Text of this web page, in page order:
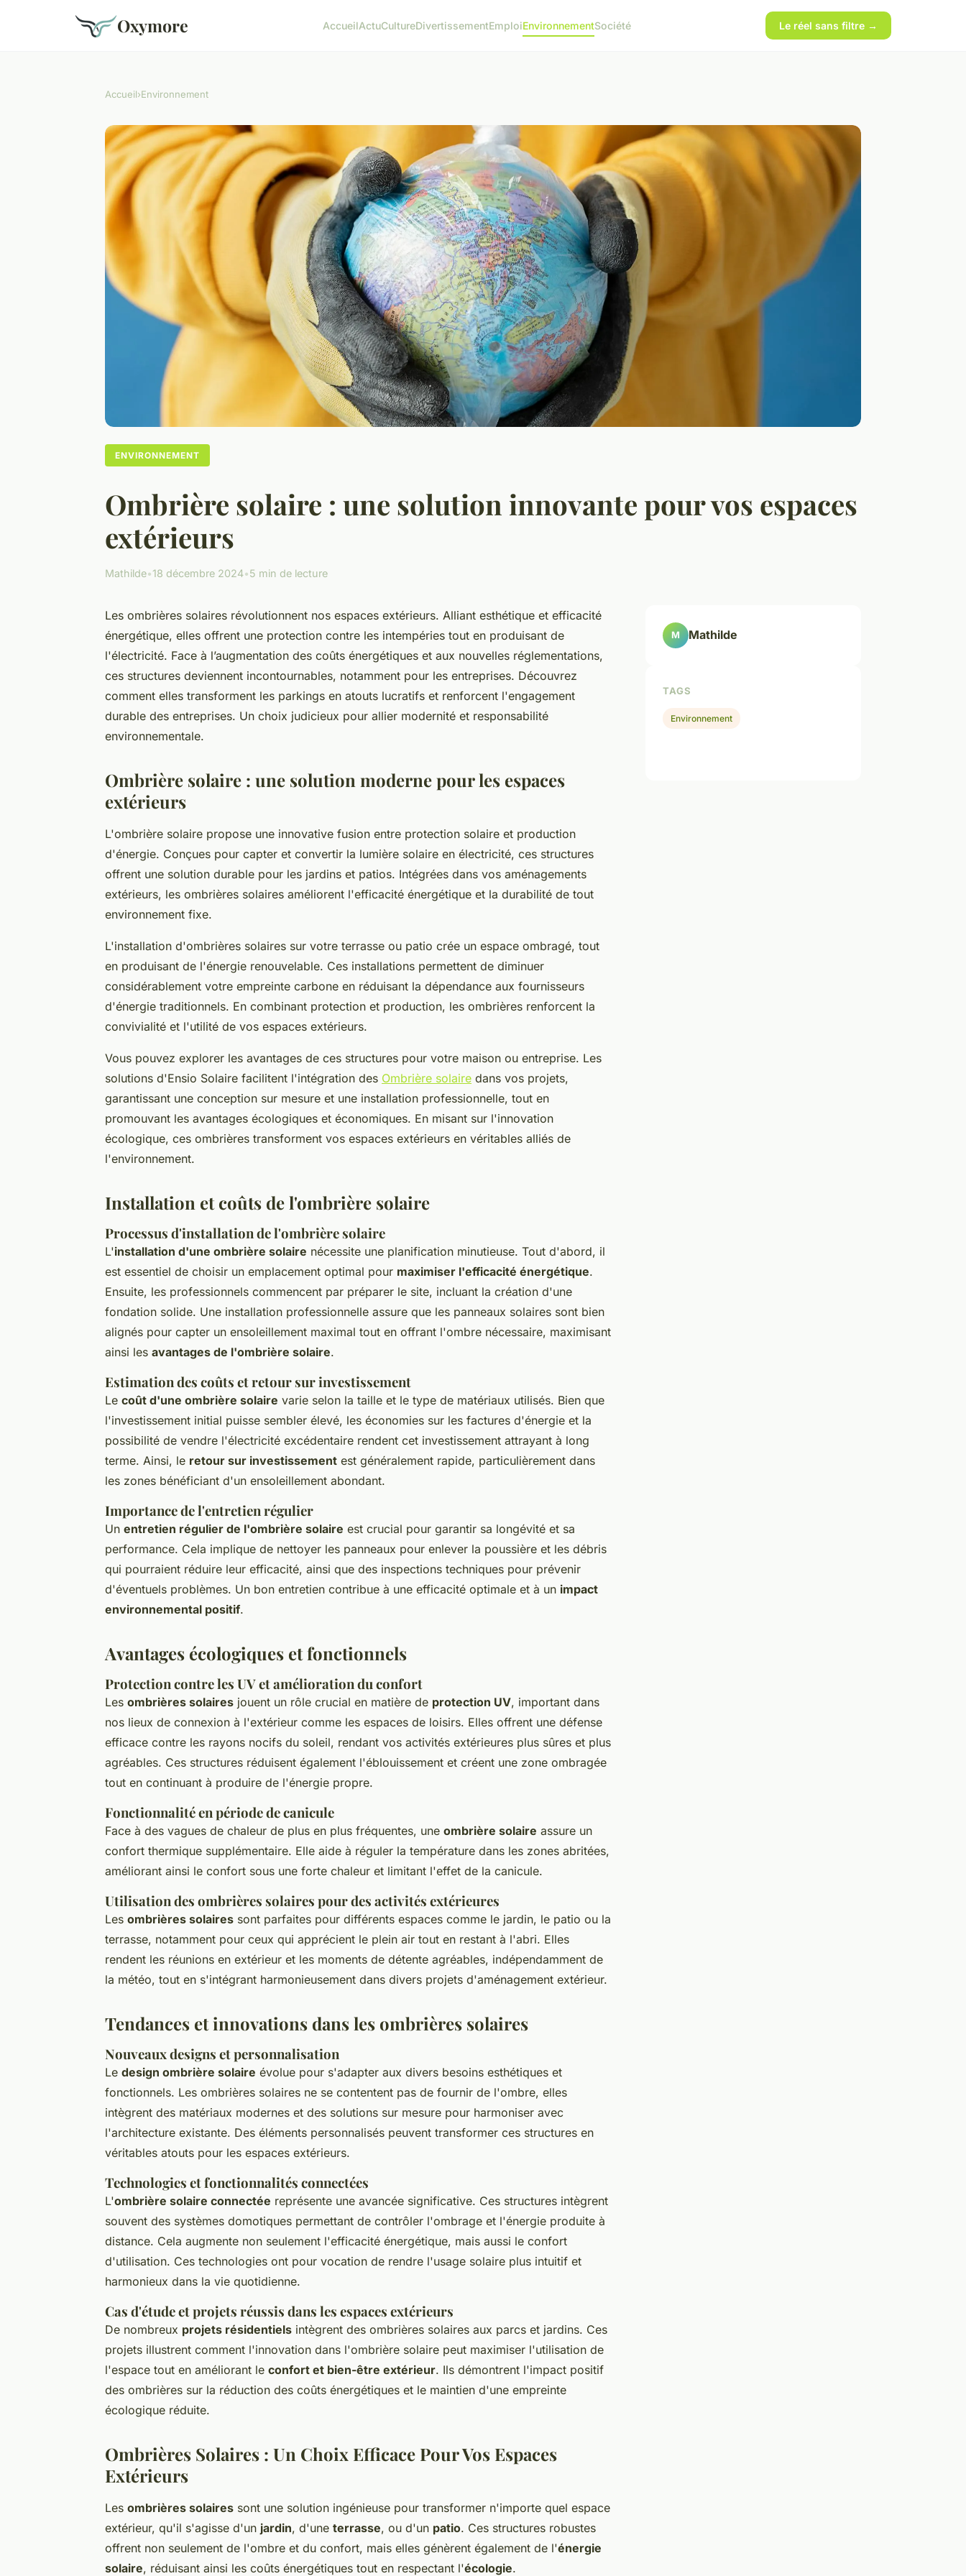
Oxymore AccueilActuCultureDivertissementEmploiEnvironnementSociété Le réel sans filtre →
Accueil›Environnement
ENVIRONNEMENT
Ombrière solaire : une solution innovante pour vos espaces
extérieurs
Mathilde•18 décembre 2024•5 min de lecture
Les ombrières solaires révolutionnent nos espaces extérieurs. Alliant esthétique et efficacité
énergétique, elles offrent une protection contre les intempéries tout en produisant de
l'électricité. Face à l’augmentation des coûts énergétiques et aux nouvelles réglementations,
ces structures deviennent incontournables, notamment pour les entreprises. Découvrez
comment elles transforment les parkings en atouts lucratifs et renforcent l'engagement
durable des entreprises. Un choix judicieux pour allier modernité et responsabilité
environnementale.
Ombrière solaire : une solution moderne pour les espaces
extérieurs
L'ombrière solaire propose une innovative fusion entre protection solaire et production
d'énergie. Conçues pour capter et convertir la lumière solaire en électricité, ces structures
offrent une solution durable pour les jardins et patios. Intégrées dans vos aménagements
extérieurs, les ombrières solaires améliorent l'efficacité énergétique et la durabilité de tout
environnement fixe.
L'installation d'ombrières solaires sur votre terrasse ou patio crée un espace ombragé, tout
en produisant de l'énergie renouvelable. Ces installations permettent de diminuer
considérablement votre empreinte carbone en réduisant la dépendance aux fournisseurs
d'énergie traditionnels. En combinant protection et production, les ombrières renforcent la
convivialité et l'utilité de vos espaces extérieurs.
Vous pouvez explorer les avantages de ces structures pour votre maison ou entreprise. Les
solutions d'Ensio Solaire facilitent l'intégration des Ombrière solaire dans vos projets,
garantissant une conception sur mesure et une installation professionnelle, tout en
promouvant les avantages écologiques et économiques. En misant sur l'innovation
écologique, ces ombrières transforment vos espaces extérieurs en véritables alliés de
l'environnement.
Installation et coûts de l'ombrière solaire
Processus d'installation de l'ombrière solaire
L'installation d'une ombrière solaire nécessite une planification minutieuse. Tout d'abord, il
est essentiel de choisir un emplacement optimal pour maximiser l'efficacité énergétique.
Ensuite, les professionnels commencent par préparer le site, incluant la création d'une
fondation solide. Une installation professionnelle assure que les panneaux solaires sont bien
alignés pour capter un ensoleillement maximal tout en offrant l'ombre nécessaire, maximisant
ainsi les avantages de l'ombrière solaire.
Estimation des coûts et retour sur investissement
Le coût d'une ombrière solaire varie selon la taille et le type de matériaux utilisés. Bien que
l'investissement initial puisse sembler élevé, les économies sur les factures d'énergie et la
possibilité de vendre l'électricité excédentaire rendent cet investissement attrayant à long
terme. Ainsi, le retour sur investissement est généralement rapide, particulièrement dans
les zones bénéficiant d'un ensoleillement abondant.
Importance de l'entretien régulier
Un entretien régulier de l'ombrière solaire est crucial pour garantir sa longévité et sa
performance. Cela implique de nettoyer les panneaux pour enlever la poussière et les débris
qui pourraient réduire leur efficacité, ainsi que des inspections techniques pour prévenir
d'éventuels problèmes. Un bon entretien contribue à une efficacité optimale et à un impact
environnemental positif.
Avantages écologiques et fonctionnels
Protection contre les UV et amélioration du confort
Les ombrières solaires jouent un rôle crucial en matière de protection UV, important dans
nos lieux de connexion à l'extérieur comme les espaces de loisirs. Elles offrent une défense
efficace contre les rayons nocifs du soleil, rendant vos activités extérieures plus sûres et plus
agréables. Ces structures réduisent également l'éblouissement et créent une zone ombragée
tout en continuant à produire de l'énergie propre.
Fonctionnalité en période de canicule
Face à des vagues de chaleur de plus en plus fréquentes, une ombrière solaire assure un
confort thermique supplémentaire. Elle aide à réguler la température dans les zones abritées,
améliorant ainsi le confort sous une forte chaleur et limitant l'effet de la canicule.
Utilisation des ombrières solaires pour des activités extérieures
Les ombrières solaires sont parfaites pour différents espaces comme le jardin, le patio ou la
terrasse, notamment pour ceux qui apprécient le plein air tout en restant à l'abri. Elles
rendent les réunions en extérieur et les moments de détente agréables, indépendamment de
la météo, tout en s'intégrant harmonieusement dans divers projets d'aménagement extérieur.
Tendances et innovations dans les ombrières solaires
Nouveaux designs et personnalisation
Le design ombrière solaire évolue pour s'adapter aux divers besoins esthétiques et
fonctionnels. Les ombrières solaires ne se contentent pas de fournir de l'ombre, elles
intègrent des matériaux modernes et des solutions sur mesure pour harmoniser avec
l'architecture existante. Des éléments personnalisés peuvent transformer ces structures en
véritables atouts pour les espaces extérieurs.
Technologies et fonctionnalités connectées
L'ombrière solaire connectée représente une avancée significative. Ces structures intègrent
souvent des systèmes domotiques permettant de contrôler l'ombrage et l'énergie produite à
distance. Cela augmente non seulement l'efficacité énergétique, mais aussi le confort
d'utilisation. Ces technologies ont pour vocation de rendre l'usage solaire plus intuitif et
harmonieux dans la vie quotidienne.
Cas d'étude et projets réussis dans les espaces extérieurs
De nombreux projets résidentiels intègrent des ombrières solaires aux parcs et jardins. Ces
projets illustrent comment l'innovation dans l'ombrière solaire peut maximiser l'utilisation de
l'espace tout en améliorant le confort et bien-être extérieur. Ils démontrent l'impact positif
des ombrières sur la réduction des coûts énergétiques et le maintien d'une empreinte
écologique réduite.
Ombrières Solaires : Un Choix Efficace Pour Vos Espaces
Extérieurs
Les ombrières solaires sont une solution ingénieuse pour transformer n'importe quel espace
extérieur, qu'il s'agisse d'un jardin, d'une terrasse, ou d'un patio. Ces structures robustes
offrent non seulement de l'ombre et du confort, mais elles génèrent également de l'énergie
solaire, réduisant ainsi les coûts énergétiques tout en respectant l'écologie.
M Mathilde
TAGS
Environnement